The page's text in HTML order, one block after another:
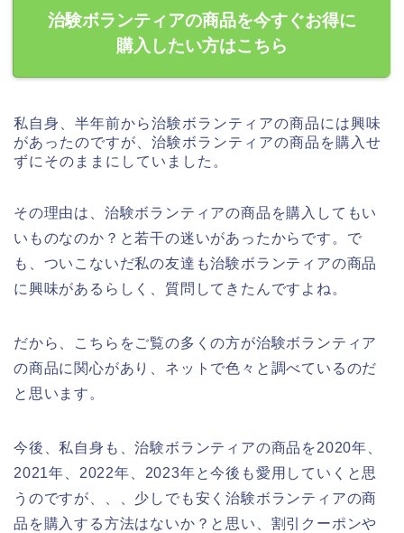
治験ボランティアの商品を今すぐお得に
購入したい方はこちら
私自身、半年前から治験ボランティアの商品には興味
があったのですが、治験ボランティアの商品を購入せ
ずにそのままにしていました。
その理由は、治験ボランティアの商品を購入してもい
いものなのか？と若干の迷いがあったからです。で
も、ついこないだ私の友達も治験ボランティアの商品
に興味があるらしく、質問してきたんですよね。
だから、こちらをご覧の多くの方が治験ボランティア
の商品に関心があり、ネットで色々と調べているのだ
と思います。
今後、私自身も、治験ボランティアの商品を2020年、
2021年、2022年、2023年と今後も愛用していくと思
うのですが、、、少しでも安く治験ボランティアの商
品を購入する方法はないか？と思い、割引クーポンや